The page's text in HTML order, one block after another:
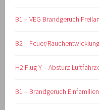
B1 – VEG Brandgeruch
B2 – Feuer/
H2 Flug Y – Absturz
B1 – Brandgeruch